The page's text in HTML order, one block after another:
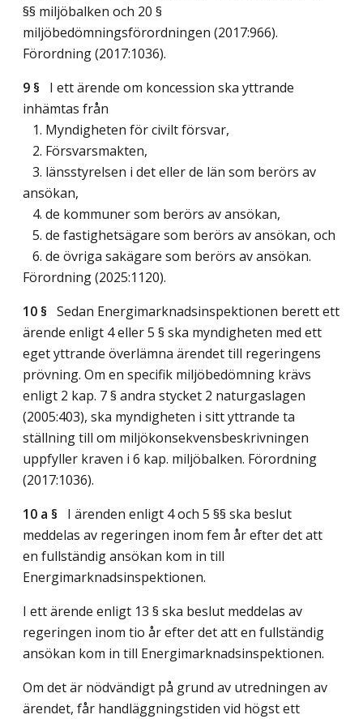
§§ miljöbalken och 20 §
miljöbedömningsförordningen (2017:966).
Förordning (2017:1036).
9 § I ett ärende om koncession ska yttrande
inhämtas från
1. Myndigheten för civilt försvar,
2. Försvarsmakten,
3. länsstyrelsen i det eller de län som berörs av
ansökan,
4. de kommuner som berörs av ansökan,
5. de fastighetsägare som berörs av ansökan, och
6. de övriga sakägare som berörs av ansökan.
Förordning (2025:1120).
10 § Sedan Energimarknadsinspektionen berett ett
ärende enligt 4 eller 5 § ska myndigheten med ett
eget yttrande överlämna ärendet till regeringens
prövning. Om en specifik miljöbedömning krävs
enligt 2 kap. 7 § andra stycket 2 naturgaslagen
(2005:403), ska myndigheten i sitt yttrande ta
ställning till om miljökonsekvensbeskrivningen
uppfyller kraven i 6 kap. miljöbalken. Förordning
(2017:1036).
10 a § I ärenden enligt 4 och 5 §§ ska beslut
meddelas av regeringen inom fem år efter det att
en fullständig ansökan kom in till
Energimarknadsinspektionen.
I ett ärende enligt 13 § ska beslut meddelas av
regeringen inom tio år efter det att en fullständig
ansökan kom in till Energimarknadsinspektionen.
Om det är nödvändigt på grund av utredningen av
ärendet, får handläggningstiden vid högst ett